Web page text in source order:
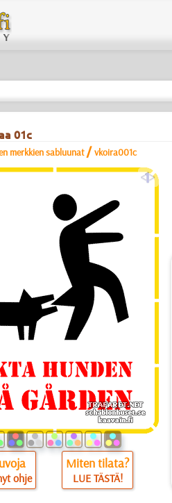
01c
merkkien sabluunat /vkoira001c
a
ohje
Miten tilata?
LUE TÄSTÄ!